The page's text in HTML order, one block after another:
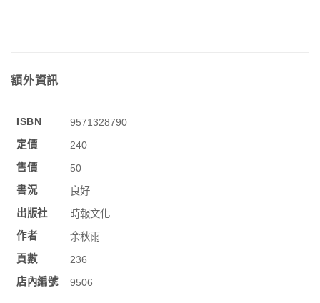
額外資訊
ISBN
9571328790
定價
240
售價
50
書況
良好
出版社
時報文化
作者
余秋雨
頁數
236
店內編號
9506